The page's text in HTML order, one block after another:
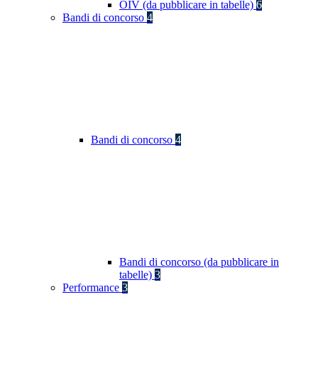
OIV (da pubblicare in tabelle) 6
Bandi di concorso 4
Bandi di concorso 4
Bandi di concorso (da pubblicare in
tabelle) 3
Performance 3